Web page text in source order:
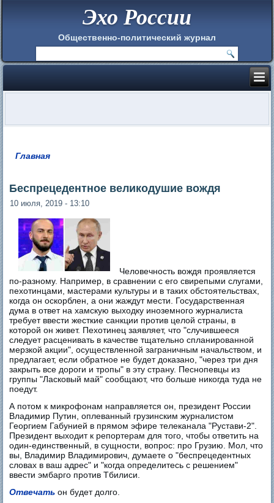
Эхо России
Общественно-политический журнал
Главная
Беспрецедентное великодушие вождя
10 июля, 2019 - 13:10
Человечность вождя проявляется
по-разному. Например, в сравнении с его свирепыми слугами,
пехотинцами, мастерами культуры и в таких обстоятельствах,
когда он оскорблен, а они жаждут мести. Государственная
дума в ответ на хамскую выходку иноземного журналиста
требует ввести жесткие санкции против целой страны, в
которой он живет. Пехотинец заявляет, что "случившееся
следует расценивать в качестве тщательно спланированной
мерзкой акции", осуществленной заграничным начальством, и
предлагает, если обратное не будет доказано, "через три дня
закрыть все дороги и тропы" в эту страну. Песнопевцы из
группы "Ласковый май" сообщают, что больше никогда туда не
поедут.
А потом к микрофонам направляется он, президент России
Владимир Путин, оплеванный грузинским журналистом
Георгием Габунией в прямом эфире телеканала "Рустави-2".
Президент выходит к репортерам для того, чтобы ответить на
один-единственный, в сущности, вопрос: про Грузию. Мол, что
вы, Владимир Владимирович, думаете о "беспрецедентных
словах в ваш адрес" и "когда определитесь с решением"
ввести эмбарго против Тбилиси.
Отвечать он будет долго.